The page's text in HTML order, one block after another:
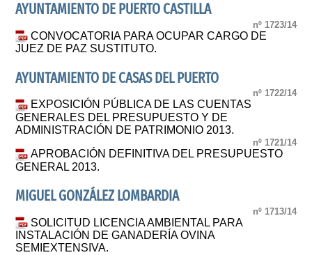
AYUNTAMIENTO DE PUERTO CASTILLA
nº 1723/14
CONVOCATORIA PARA OCUPAR CARGO DE
JUEZ DE PAZ SUSTITUTO.
AYUNTAMIENTO DE CASAS DEL PUERTO
nº 1722/14
EXPOSICIÓN PÚBLICA DE LAS CUENTAS
GENERALES DEL PRESUPUESTO Y DE
ADMINISTRACIÓN DE PATRIMONIO 2013.
nº 1721/14
APROBACIÓN DEFINITIVA DEL PRESUPUESTO
GENERAL 2013.
MIGUEL GONZÁLEZ LOMBARDIA
nº 1713/14
SOLICITUD LICENCIA AMBIENTAL PARA
INSTALACIÓN DE GANADERÍA OVINA
SEMIEXTENSIVA.